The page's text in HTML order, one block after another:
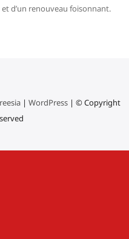
d’un renouveau foisonnant.
| WordPress| © Copyright